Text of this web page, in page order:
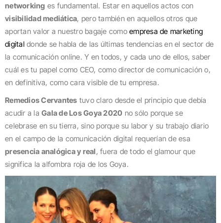
networking es fundamental. Estar en aquellos actos con
visibilidad mediática, pero también en aquellos otros que
aportan valor a nuestro bagaje como empresa de marketing
digital donde se habla de las últimas tendencias en el sector de
la comunicación online. Y en todos, y cada uno de ellos, saber
cuál es tu papel como CEO, como director de comunicación o,
en definitiva, como cara visible de tu empresa.
Remedios Cervantes tuvo claro desde el principio que debía
acudir a la Gala de Los Goya 2020 no sólo porque se
celebrase en su tierra, sino porque su labor y su trabajo diario
en el campo de la comunicación digital requerían de esa
presencia analógica y real, fuera de todo el glamour que
significa la alfombra roja de los Goya.